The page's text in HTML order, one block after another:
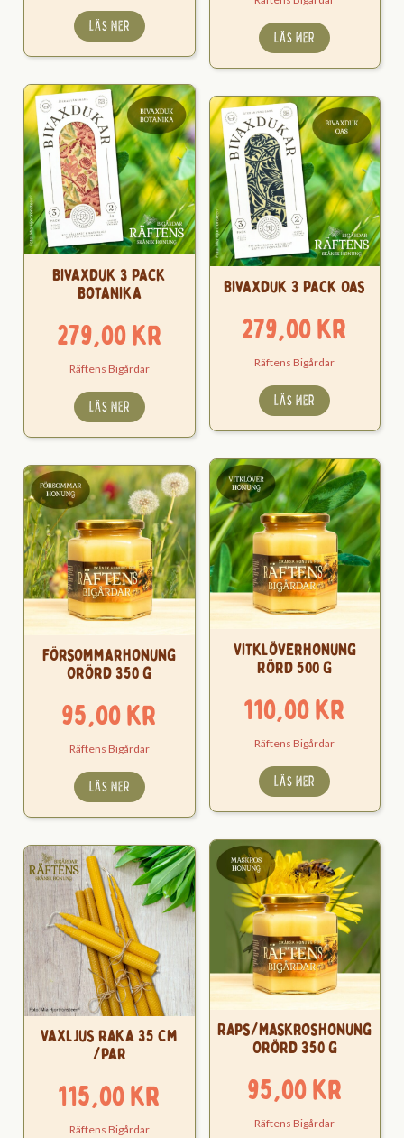
LÄS MER
LÄS MER
Bivaxduk 3 Pack
Botanika
279,00kr
Räftens Bigårdar
LÄS MER
Bivaxduk 3 Pack Oas
279,00kr
Räftens Bigårdar
LÄS MER
Vitklöverhonung
Rörd 500 g
110,00kr
Räftens Bigårdar
LÄS MER
Försommarhonung
Orörd 350 g
95,00kr
Räftens Bigårdar
LÄS MER
Raps/Maskroshonung
Orörd 350 g
95,00kr
Räftens Bigårdar
Vaxljus raka 35 cm
/par
115,00kr
Räftens Bigårdar